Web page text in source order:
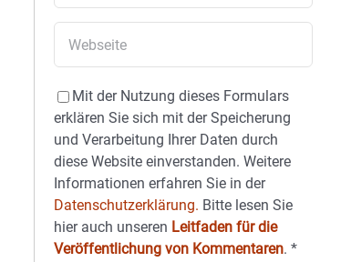
Mit der Nutzung dieses Formulars
erklären Sie sich mit der Speicherung
und Verarbeitung Ihrer Daten durch
diese Website einverstanden. Weitere
Informationen erfahren Sie in der
Datenschutzerklärung. Bitte lesen Sie
hier auch unseren Leitfaden für die
Veröffentlichung von Kommentaren.*